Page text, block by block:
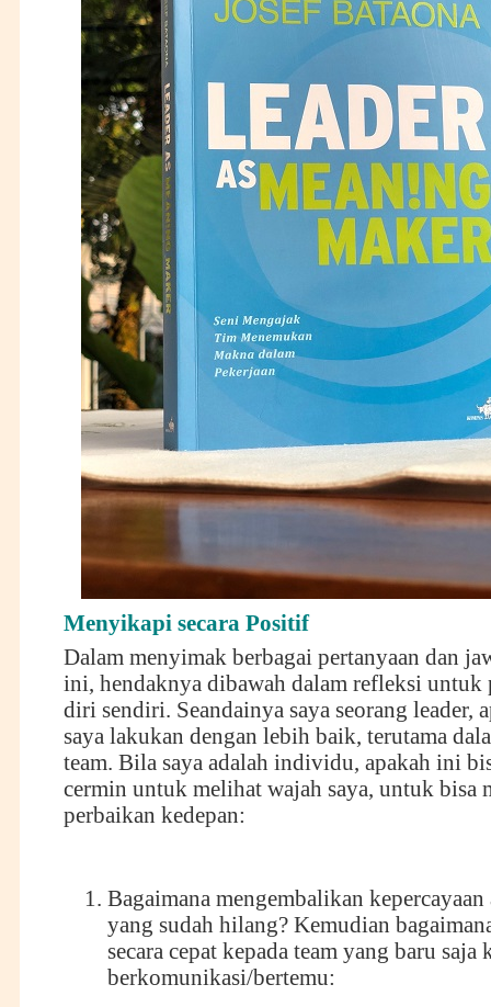
Menyikapi secara Positif
Dalam menyimak berbagai pertanyaan dan
ini, hendaknya dibawah dalam refleksi untuk
diri sendiri. Seandainya saya seorang leader,
saya lakukan dengan lebih baik, terutama
team. Bila saya adalah individu, apakah ini
cermin untuk melihat wajah saya, untuk bisa
perbaikan kedepan:
Bagaimana mengembalikan kepercayaan
yang sudah hilang? Kemudian
secara cepat kepada team yang baru saja
berkomunikasi/bertemu: